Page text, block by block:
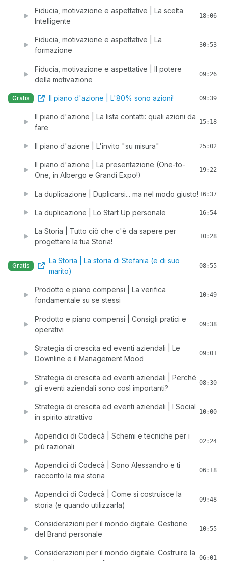
Fiducia, motivazione e aspettative | La scelta
Intelligente
18:06
Fiducia, motivazione e aspettative | La
formazione
30:53
Fiducia, motivazione e aspettative | Il potere
della motivazione
09:26
Gratis Il piano d'azione | L'80% sono azioni! 09:39
Il piano d'azione | La lista contatti: quali azioni da
fare
15:18
Il piano d'azione | L'invito "su misura" 25:02
Il piano d'azione | La presentazione (One-to-
One, in Albergo e Grandi Expo!)
19:22
La duplicazione | Duplicarsi... ma nel modo giusto! 16:37
La duplicazione | Lo Start Up personale 16:54
La Storia | Tutto ciò che c'è da sapere per
progettare la tua Storia!
10:28
Gratis
La Storia | La storia di Stefania (e di suo
marito)
08:55
Prodotto e piano compensi | La verifica
fondamentale su se stessi
10:49
Prodotto e piano compensi | Consigli pratici e
operativi
09:38
Strategia di crescita ed eventi aziendali | Le
Downline e il Management Mood
09:01
Strategia di crescita ed eventi aziendali | Perché
gli eventi aziendali sono così importanti?
08:30
Strategia di crescita ed eventi aziendali | I Social
in spirito attrattivo
10:00
Appendici di Codecà | Schemi e tecniche per i
più razionali
02:24
Appendici di Codecà | Sono Alessandro e ti
racconto la mia storia
06:18
Appendici di Codecà | Come si costruisce la
storia (e quando utilizzarla)
09:48
Considerazioni per il mondo digitale. Gestione
del Brand personale
10:55
Considerazioni per il mondo digitale. Costruire la
06:01